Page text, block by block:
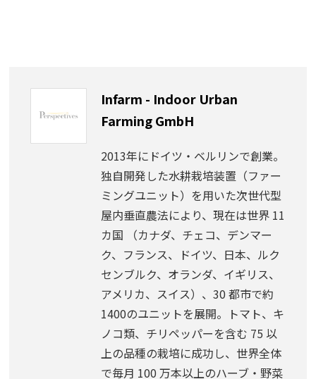
Infarm - Indoor Urban
Farming GmbH
2013年にドイツ・ベルリンで創業。
独自開発した水耕栽培装置（ファー
ミングユニット）を用いた次世代型
屋内垂直農法により、現在は世界 11
カ国 （カナダ、チェコ、デンマー
ク、フランス、ドイツ、日本、ルク
センブルク、オランダ、イギリス、
アメリカ、スイス）、30 都市で約
1400のユニットを展開。トマト、キ
ノコ類、チリペッパーを含む 75 以
上の品種の栽培に成功し、世界全体
で毎月 100 万本以上のハーブ・野菜